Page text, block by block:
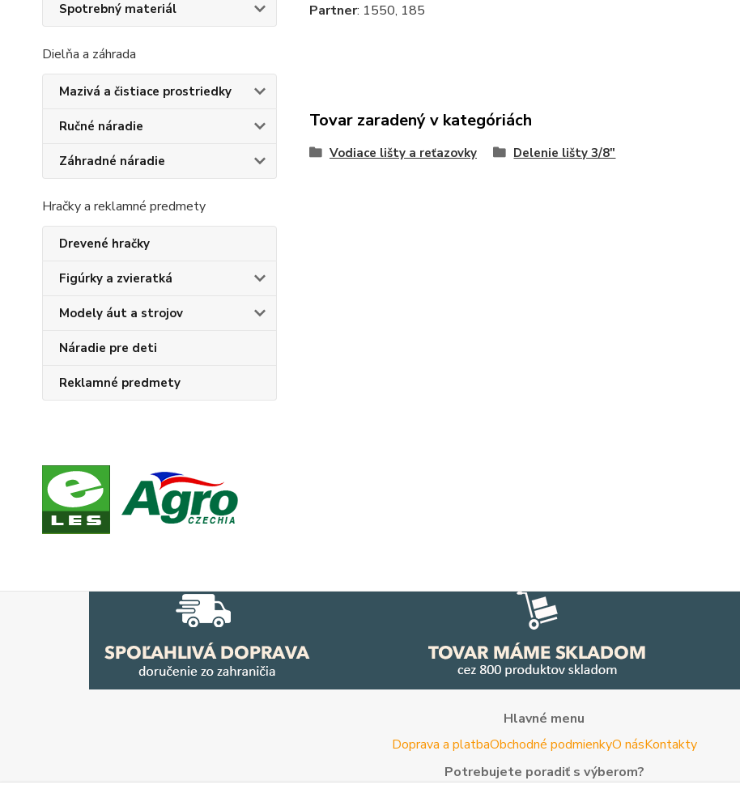
Spotrebný materiál
Dielňa a záhrada
Mazivá a čistiace prostriedky
Ručné náradie
Záhradné náradie
Hračky a reklamné predmety
Drevené hračky
Figúrky a zvieratká
Modely áut a strojov
Náradie pre deti
Reklamné predmety
Partner: 1550, 185
Tovar zaradený v kategóriách
Vodiace lišty a reťazovky Delenie lišty 3/8"
Hlavné menu
Doprava a platbaObchodné podmienkyO násKontakty
Potrebujete poradiť s výberom?